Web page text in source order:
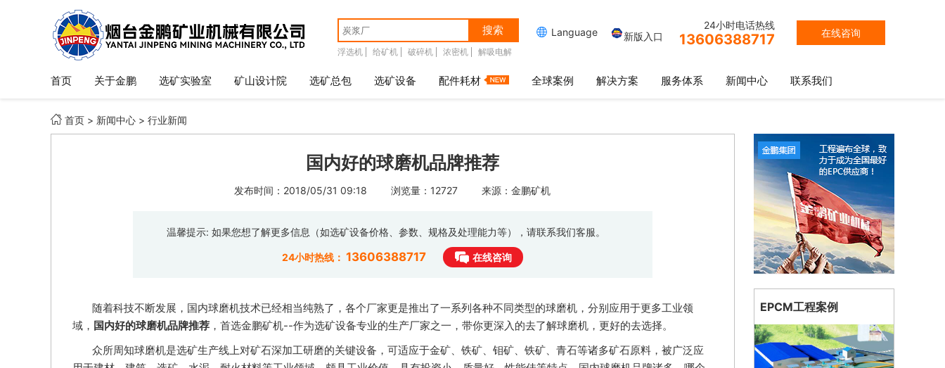
搜索
浮选机 给矿机 破碎机 浓密机 解吸电解
在线咨询
24小时电话热线
13606388717
 Language 新版入口
首页 关于金鹏 选矿实验室 矿山设计院 选矿总包 选矿设备 配件耗材 全球案例 解决方案 服务体系 新闻中心 联系我们
 首页 > 新闻中心 > 行业新闻
国内好的球磨机品牌推荐
发布时间：2018/05/31 09:18 浏览量：12727 来源：金鹏矿机
温馨提示: 如果您想了解更多信息（如选矿设备价格、参数、规格及处理能力等），请联系我们客服。
24小时热线： 13606388717 在线咨询
随着科技不断发展，国内球磨机技术已经相当纯熟了，各个厂家更是推出了一系列各种不同类型的球磨机，分别应用于更多工业领
域， 国内好的球磨机品牌推荐 ，首选金鹏矿机--作为选矿设备专业的生产厂家之一，带你更深入的去了解球磨机，更好的去选择。
众所周知球磨机是选矿生产线上对矿石深加工研磨的关键设备，可适应于金矿、铁矿、钼矿、铁矿、青石等诸多矿石原料，被广泛应
EPCM工程案例